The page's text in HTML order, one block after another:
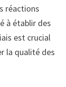
réactions
à établir des
est crucial
la qualité des